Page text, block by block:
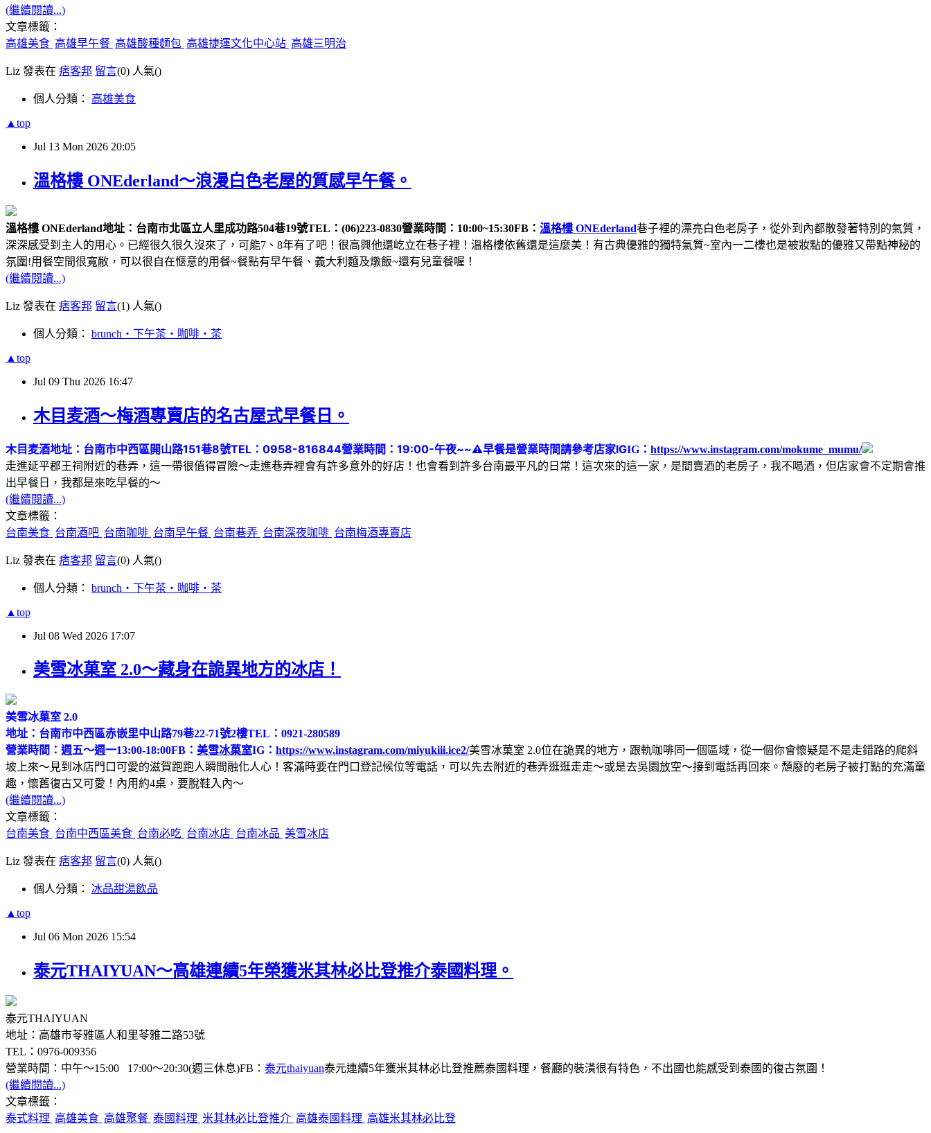
(繼續閱讀...)
文章標籤：
高雄美食 高雄早午餐 高雄酸種麵包 高雄捷運文化中心站 高雄三明治
Liz 發表在 痞客邦 留言(0) 人氣()
個人分類： 高雄美食
▲top
Jul 13 Mon 2026 20:05
溫格樓 ONEderland～浪漫白色老屋的質感早午餐。
溫格樓 ONEderland地址：台南市北區立人里成功路504巷19號TEL：(06)223-0830營業時間：10:00~15:30FB： 溫格樓 ONEderland巷子裡的漂亮白色老房子，從外到內都散發著特別的氣質，
深深感受到主人的用心。已經很久很久沒來了，可能7、8年有了吧！很高興他還屹立在巷子裡！溫格樓依舊還是這麼美！有古典優雅的獨特氣質~室內一二樓也是被妝點的優雅又帶點神秘的
氛圍!用餐空間很寬敝，可以很自在愜意的用餐~餐點有早午餐、義大利麵及燉飯~還有兒童餐喔！
(繼續閱讀...)
Liz 發表在 痞客邦 留言(1) 人氣()
個人分類： brunch‧下午茶‧咖啡‧茶
▲top
Jul 09 Thu 2026 16:47
木目麦酒～梅酒專賣店的名古屋式早餐日。
木目麦酒地址：台南市中西區開山路151巷8號TEL：0958-816844營業時間：19:00-午夜~~⚠️早餐是營業時間請參考店家IGIG： https://www.instagram.com/mokume_mumu/
走進延平郡王祠附近的巷弄，這一帶很值得冒險～走進巷弄裡會有許多意外的好店！也會看到許多台南最平凡的日常！ 這次來的這一家，是間賣酒的老房子，我不喝酒，但店家會不定期會推
出早餐日，我都是來吃早餐的～
(繼續閱讀...)
文章標籤：
台南美食 台南酒吧 台南咖啡 台南早午餐 台南巷弄 台南深夜咖啡 台南梅酒專賣店
Liz 發表在 痞客邦 留言(0) 人氣()
個人分類： brunch‧下午茶‧咖啡‧茶
▲top
Jul 08 Wed 2026 17:07
美雪冰菓室 2.0～藏身在詭異地方的冰店！
美雪冰菓室 2.0
地址：台南市中西區赤嵌里中山路79巷22-71號2樓TEL：0921-280589
營業時間：週五～週一13:00-18:00FB： 美雪冰菓室IG： https://www.instagram.com/miyukiii.ice2/美雪冰菓室 2.0位在詭異的地方，跟軌咖啡同一個區域，從一個你會懷疑是不是走錯路的爬斜
坡上來～見到冰店門口可愛的滋賀跑跑人瞬間融化人心！客滿時要在門口登記候位等電話，可以先去附近的巷弄逛逛走走～或是去吳園放空～接到電話再回來。頹廢的老房子被打點的充滿童
趣，懷舊復古又可愛！內用約4桌，要脫鞋入內～
(繼續閱讀...)
文章標籤：
台南美食 台南中西區美食 台南必吃 台南冰店 台南冰品 美雪冰店
Liz 發表在 痞客邦 留言(0) 人氣()
個人分類： 冰品甜湯飲品
▲top
Jul 06 Mon 2026 15:54
泰元THAIYUAN～高雄連續5年榮獲米其林必比登推介泰國料理。
泰元THAIYUAN
地址：高雄市苓雅區人和里苓雅二路53號
TEL：0976-009356
營業時間：中午～15:00 17:00～20:30(週三休息)FB： 泰元thaiyuan泰元連續5年獲米其林必比登推薦泰國料理，餐廳的裝潢很有特色，不出國也能感受到泰國的復古氛圍！
(繼續閱讀...)
文章標籤：
泰式料理 高雄美食 高雄聚餐 泰國料理 米其林必比登推介 高雄泰國料理 高雄米其林必比登